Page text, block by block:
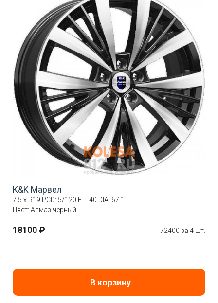
K&K Марвел
7.5 x R19 PCD: 5/120 ET: 40 DIA: 67.1
Цвет: Алмаз черный
18100 ₽ 72400 за 4 шт.
В корзину